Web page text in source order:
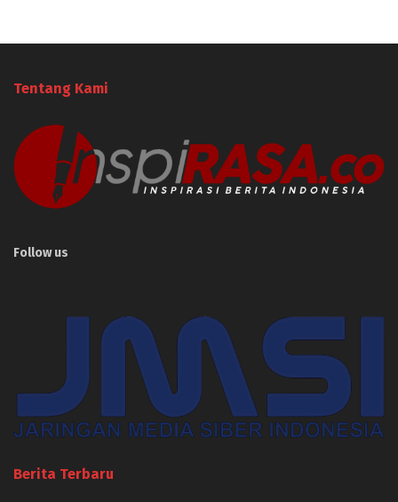
Tentang Kami
Follow us
Berita Terbaru